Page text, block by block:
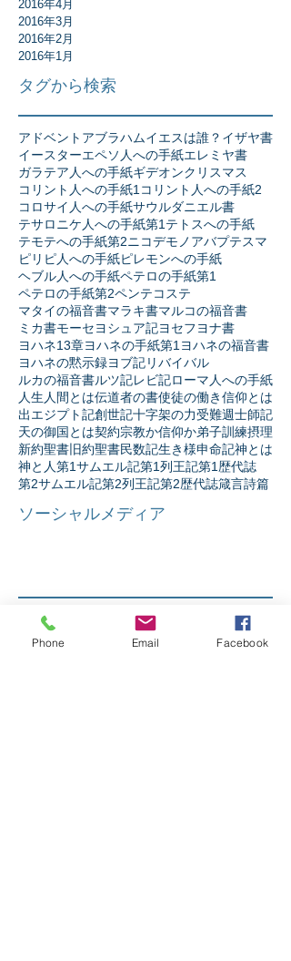
2016年4月
2016年3月
2016年2月
2016年1月
タグから検索
アドベント アブラハムイエスは誰？ イザヤ書
イースターエペソ人への手紙エレミヤ書
ガラテア人への手紙ギデオンクリスマス
コリント人への手紙1 コリント人への手紙2
コロサイ人への手紙サウルダニエル書
テサロニケ人への手紙第1 テトスへの手紙
テモテへの手紙第2ニコデモ ノアバプテスマ
ピリピ人への手紙ピレモンへの手紙
ヘブル人への手紙ペテロの手紙第1
ペテロの手紙第2ペンテコステ
マタイの福音書マラキ書マルコの福音書
ミカ書モーセヨシュア記ヨセフヨナ書
ヨハネ13章ヨハネの手紙第1 ヨハネの福音書
ヨハネの黙示録ヨブ記リバイバル
ルカの福音書ルツ記レビ記ローマ人への手紙
人生 人間とは伝道者の書使徒の働き信仰とは
出エジプト記創世記十字架の力受難週士師記
天の御国とは契約宗教か信仰か弟子訓練摂理
新約聖書 旧約聖書民数記生き様申命記神とは
神と人第1サムエル記第1列王記第1歴代誌
第2サムエル記第2列王記第2歴代誌箴言詩篇
ソーシャルメディア
Phone Email Facebook